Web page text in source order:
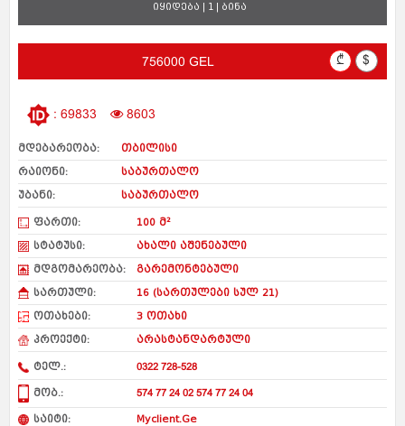
იყიდება | 1 | ბინა
756000 GEL ₾ $
: 69833 8603
მდებარეობა:
თბილისი
რაიონი:
საბურთალო
უბანი:
საბურთალო
ფართი:
100 მ²
სტატუსი:
ახალი აშენებული
მდგომარეობა:
გარემონტებული
სართული:
16 (სართულები სულ 21)
ოთახები:
3 ოთახი
პროექტი:
არასტანდარტული
ტელ.: 0322 728-528
მობ.: 574 77 24 02 574 77 24 04
საიტი:
Myclient.Ge